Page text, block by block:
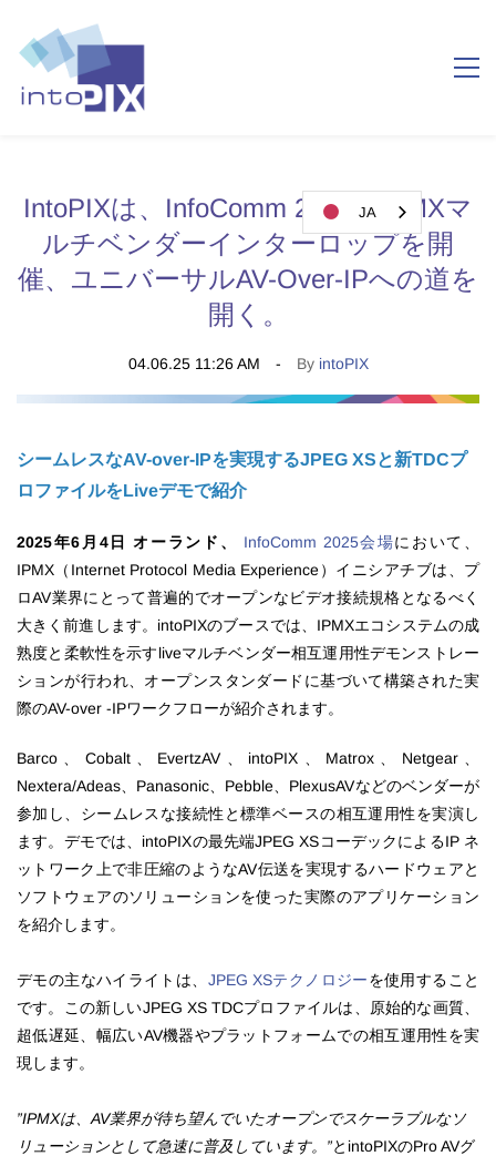
IntoPIXは、InfoComm 2025でIPMXマ
ルチベンダーインターロップを開
催、ユニバーサルAV-Over-IPへの道を
開く。
04.06.25 11:26 AM By intoPIX
シームレスなAV-over-IPを実現するJPEG XSと新TDCプ
ロファイルをLiveデモで紹介
2025年6月4日 オーランド、 InfoComm 2025会場において、
IPMX（Internet Protocol Media Experience）イニシアチブは、プ
ロAV業界にとって普遍的でオープンなビデオ接続規格となるべく
大きく前進します。intoPIXのブースでは、IPMXエコシステムの成
熟度と柔軟性を示すliveマルチベンダー相互運用性デモンストレー
ションが行われ、オープンスタンダードに基づいて構築された実
際のAV-over -IPワークフローが紹介されます。
Barco、Cobalt、EvertzAV、intoPIX、Matrox、Netgear、
Nextera/Adeas、Panasonic、Pebble、PlexusAVなどのベンダーが
参加し、シームレスな接続性と標準ベースの相互運用性を実演し
ます。デモでは、intoPIXの最先端JPEG XSコーデックによるIP ネ
ットワーク上で非圧縮のようなAV伝送を実現するハードウェアと
ソフトウェアのソリューションを使った実際のアプリケーション
を紹介します。
デモの主なハイライトは、 JPEG XSテクノロジーを使用すること
です。この新しいJPEG XS TDCプロファイルは、原始的な画質、
超低遅延、幅広いAV機器やプラットフォームでの相互運用性を実
現します。
”IPMXは、AV業界が待ち望んでいたオープンでスケーラブルなソ
リューションとして急速に普及しています。”とintoPIXのPro AVグ
JA